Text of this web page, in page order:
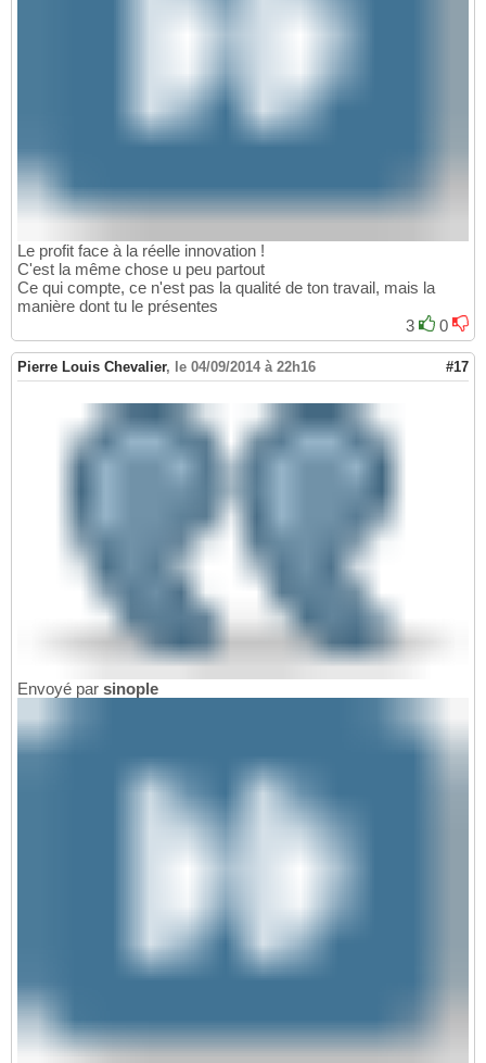
Le profit face à la réelle innovation !
C'est la même chose u peu partout
Ce qui compte, ce n'est pas la qualité de ton travail, mais la
manière dont tu le présentes
3
0
Pierre Louis Chevalier, le 04/09/2014 à 22h16 #17
Envoyé par sinople